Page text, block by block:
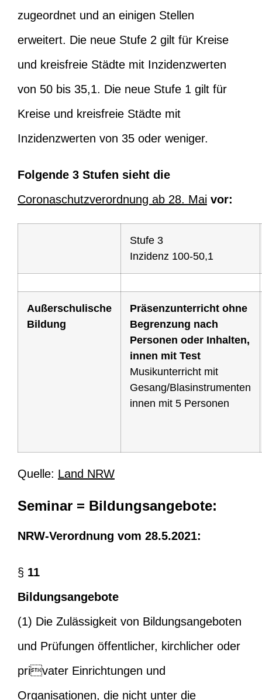
zugeordnet und an einigen Stellen
erweitert. Die neue Stufe 2 gilt für Kreise
und kreisfreie Städte mit Inzidenzwerten
von 50 bis 35,1. Die neue Stufe 1 gilt für
Kreise und kreisfreie Städte mit
Inzidenzwerten von 35 oder weniger.
Folgende 3 Stufen sieht die
Coronaschutzverordnung ab 28. Mai vor:
Stufe 3
Inzidenz 100-50,1
Außerschulische
Bildung
Präsenzunterricht ohne
Begrenzung nach
Personen oder Inhalten,
innen mit Test
Musikunterricht mit
Gesang/Blasinstrumenten
innen mit 5 Personen
Quelle: Land NRW
Seminar = Bildungsangebote:
NRW-Verordnung vom 28.5.2021:
§ 11
Bildungsangebote
(1) Die Zulässigkeit von Bildungsangeboten
und Prüfungen öffentlicher, kirchlicher oder
privater Einrichtungen und
Organisationen, die nicht unter die